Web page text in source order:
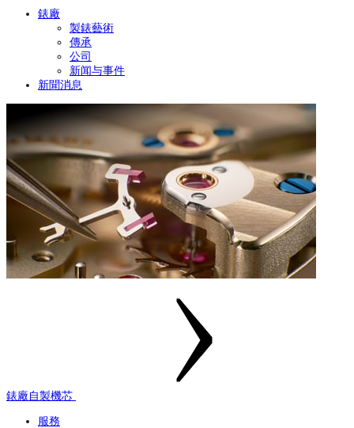
錶廠
製錶藝術
傳承
公司
新闻与事件
新聞消息
錶廠自製機芯
服務